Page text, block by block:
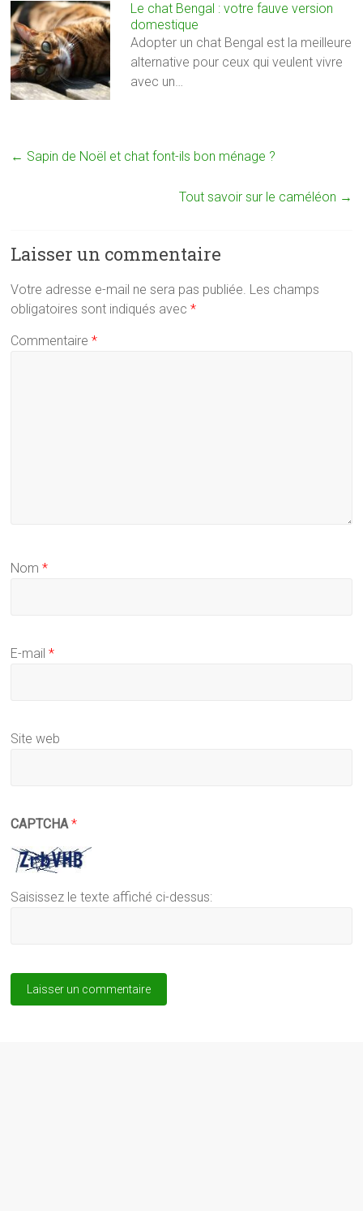
Le chat Bengal : votre fauve version
domestique
Adopter un chat Bengal est la meilleure
alternative pour ceux qui veulent vivre
avec un…
← Sapin de Noël et chat font-ils bon ménage ?
Tout savoir sur le caméléon →
Laisser un commentaire
Votre adresse e-mail ne sera pas publiée. Les champs
obligatoires sont indiqués avec*
Commentaire*
Nom*
E-mail*
Site web
CAPTCHA*
Saisissez le texte affiché ci-dessus: